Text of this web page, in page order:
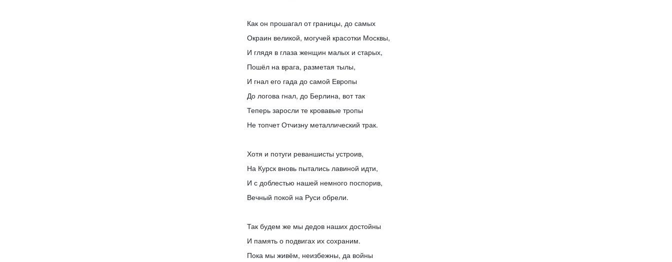
Как он прошагал от границы, до самых
Окраин великой, могучей красотки Москвы,
И глядя в глаза женщин малых и старых,
Пошёл на врага, разметая тылы,
И гнал его гада до самой Европы
До логова гнал, до Берлина, вот так
Теперь заросли те кровавые тропы
Не топчет Отчизну металлический трак.
Хотя и потуги реваншисты устроив,
На Курск вновь пытались лавиной идти,
И с доблестью нашей немного поспорив,
Вечный покой на Руси обрели.
Так будем же мы дедов наших достойны
И память о подвигах их сохраним.
Пока мы живём, неизбежны, да войны